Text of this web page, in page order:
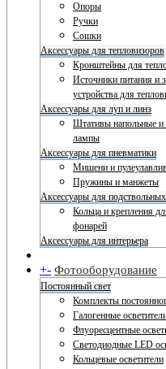
Опоры
Ручки
Сошки
Аксессуары для тепловизоров
Кронштейны для
Источники питания и
устройства для
Аксессуары для луп и линз
Штативы напольные и
лампы
Аксессуары для пневматики
Мишени и
Пружины и манжеты
Аксессуары для
Кольца и крепления
фонарей
Аксессуары для интерьера
+- Фотооборудование
Постоянный свет
Комплекты
Галогенные
Флуоресцентные
Светодиодные LED
Кольцевые осветители